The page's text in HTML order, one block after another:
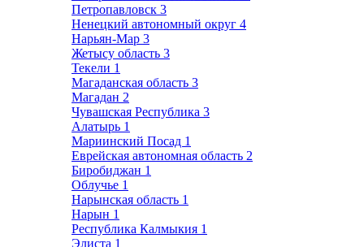
Петропавловск 3
Ненецкий автономный округ 4
Нарьян-Мар 3
Жетысу область 3
Текели 1
Магаданская область 3
Магадан 2
Чувашская Республика 3
Алатырь 1
Мариинский Посад 1
Еврейская автономная область 2
Биробиджан 1
Облучье 1
Нарынская область 1
Нарын 1
Республика Калмыкия 1
Элиста 1